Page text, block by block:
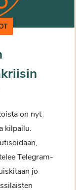
on nyt
kilpailu.
Telegram-
jo